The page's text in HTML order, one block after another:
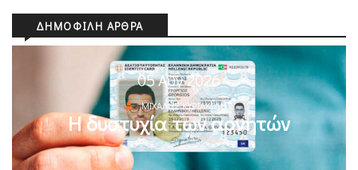
ΔΗΜΟΦΙΛΉ ΆΡΘΡΑ
05 Αυγ 2026
ΜΙΧΆΛΗΣ ΚΥΡΙΑΚΊΔΗΣ
Η δυστυχία των αρνητών